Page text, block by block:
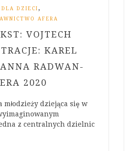
DLA DZIECI ,
AFERA
VOJTECH
KAREL
RADWAN-
2020
dziejąca się w
z centralnych dzielnic